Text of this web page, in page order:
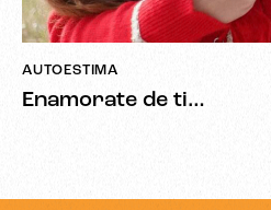
AUTOESTIMA
Enamorate de ti…